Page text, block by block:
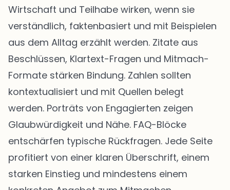
Wirtschaft und Teilhabe wirken, wenn sie
verständlich, faktenbasiert und mit Beispielen
aus dem Alltag erzählt werden. Zitate aus
Beschlüssen, Klartext-Fragen und Mitmach-
Formate stärken Bindung. Zahlen sollten
kontextualisiert und mit Quellen belegt
werden. Porträts von Engagierten zeigen
Glaubwürdigkeit und Nähe. FAQ-Blöcke
entschärfen typische Rückfragen. Jede Seite
profitiert von einer klaren Überschrift, einem
starken Einstieg und mindestens einem